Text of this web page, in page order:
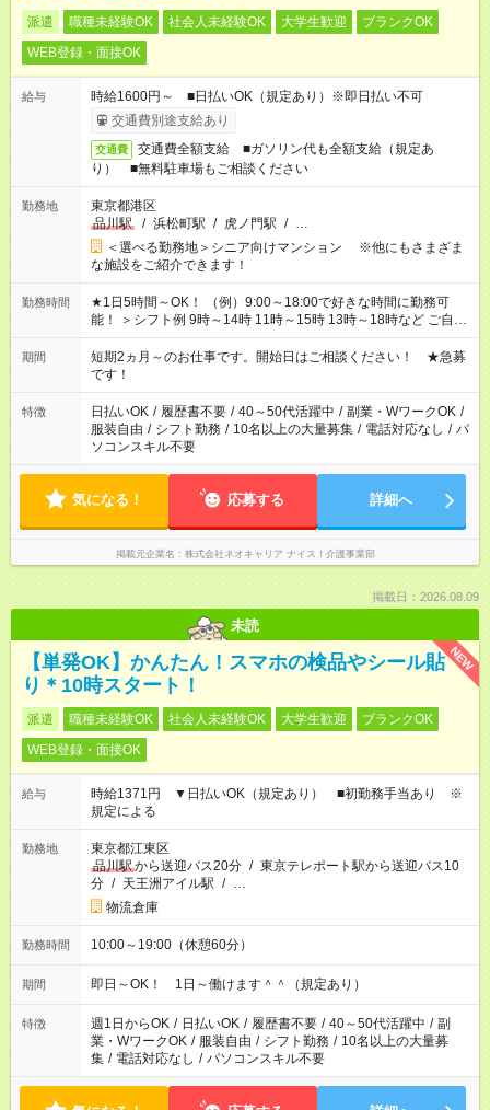
派遣 職種未経験OK 社会人未経験OK 大学生歓迎
ブランクOK
WEB登録・面接OK
給与
時給1600円～ ■日払いOK（規定あり）※即日払い不可
交通費別途支給あり
交通費
交通費全額支給 ■ガソリン代も全額支給（規定あ
り） ■無料駐車場もご相談ください
勤務地
東京都港区
品川駅
/ 浜松町駅 / 虎ノ門駅 / …
＜選べる勤務地＞シニア向けマンション ※他にもさまざま
な施設をご紹介できます！
勤務時間
★1日5時間～OK！ （例）9:00～18:00で好きな時間に勤務可
能！ ＞シフト例 9時～14時 11時～15時 13時～18時など ご自身
のご都合に合わせて勤務時間をご相談ください！ ★家庭の都合
でお休みや時間の調整が必要な場合も遠慮なくご相談くださ
い。
期間
短期2ヵ月～のお仕事です。開始日はご相談ください！ ★急募
です！
特徴 日払いOK / 履歴書不要 / 40～50代活躍中 / 副業・WワークOK /
服装自由 / シフト勤務 / 10名以上の大量募集 / 電話対応なし / パ
ソコンスキル不要
気になる！ 応募する 詳細へ
掲載元企業名 株式会社ネオキャリア ナイス！介護事業部
掲載日：2026.08.09
未読
NEW
【単発OK】かんたん！スマホの検品やシール貼
り＊10時スタート！
派遣 職種未経験OK 社会人未経験OK 大学生歓迎
ブランクOK
WEB登録・面接OK
給与
時給1371円 ▼日払いOK（規定あり） ■初勤務手当あり ※
規定による
勤務地
東京都江東区
品川駅から送迎バス20分 / 東京テレポート駅から送迎バス10
分 / 天王洲アイル駅 / …
物流倉庫
勤務時間 10:00～19:00（休憩60分）
期間 即日～OK！ 1日～働けます＾＾（規定あり）
特徴 週1日からOK / 日払いOK / 履歴書不要 / 40～50代活躍中 / 副
業・WワークOK / 服装自由 / シフト勤務 / 10名以上の大量募
集 / 電話対応なし / パソコンスキル不要